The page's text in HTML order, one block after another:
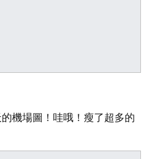
機場圖！哇哦！瘦了超多的